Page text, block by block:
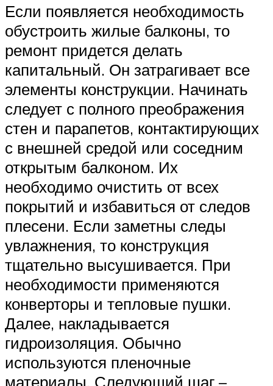
Если появляется необходимость
обустроить жилые балконы, то
ремонт придется делать
капитальный. Он затрагивает все
элементы конструкции. Начинать
следует с полного преображения
стен и парапетов, контактирующих
с внешней средой или соседним
открытым балконом. Их
необходимо очистить от всех
покрытий и избавиться от следов
плесени. Если заметны следы
увлажнения, то конструкция
тщательно высушивается. При
необходимости применяются
конверторы и тепловые пушки.
Далее, накладывается
гидроизоляция. Обычно
используются пленочные
материалы. Следующий шаг –